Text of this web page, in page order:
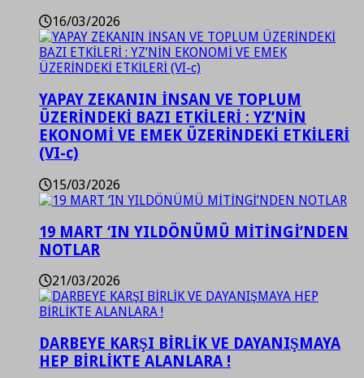
16/03/2026
YAPAY ZEKANIN İNSAN VE TOPLUM
ÜZERİNDEKİ BAZI ETKİLERİ : YZ’NİN
EKONOMİ VE EMEK ÜZERİNDEKİ ETKİLERİ
(VI-c)
15/03/2026
19 MART ‘IN YILDÖNÜMÜ MİTİNGİ’NDEN
NOTLAR
21/03/2026
DARBEYE KARŞI BİRLİK VE DAYANIŞMAYA
HEP BİRLİKTE ALANLARA !